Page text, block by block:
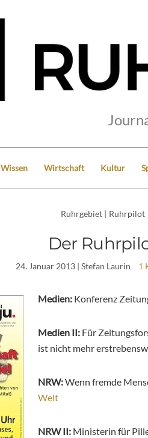
Wissen Wirtschaft Kultur
Ruhrgebiet | Ruhrpilot
Der
24. Januar 2013| Stefan Laurin 1
Medien: Konferenz
Medien II: Für
ist nicht mehr
NRW:Wenn fremde
Welt
NRW II: Ministerin für